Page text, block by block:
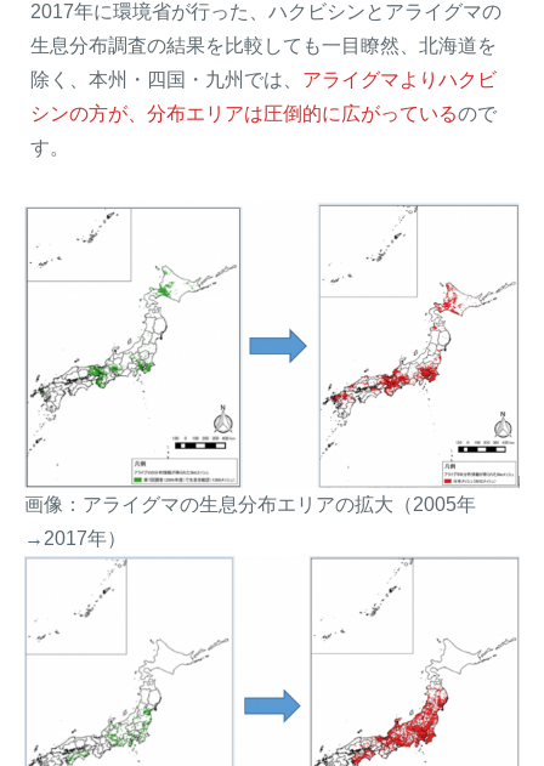
2017年に環境省が行った、ハクビシンとアライグマの
生息分布調査の結果を比較しても一目瞭然、北海道を
除く、本州・四国・九州では、 アライグマよりハクビ
シンの方が、分布エリアは圧倒的に広がっているので
す。
画像：アライグマの生息分布エリアの拡大（2005年
→2017年）